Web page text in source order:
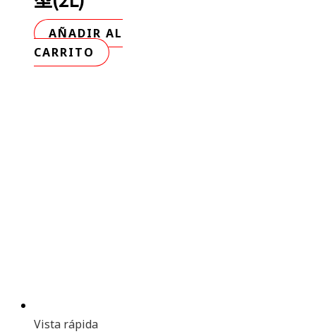
AÑADIR AL
CARRITO
Vista rápida